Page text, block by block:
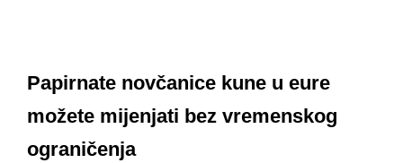
Papirnate novčanice kune u eure
možete mijenjati bez vremenskog
ograničenja